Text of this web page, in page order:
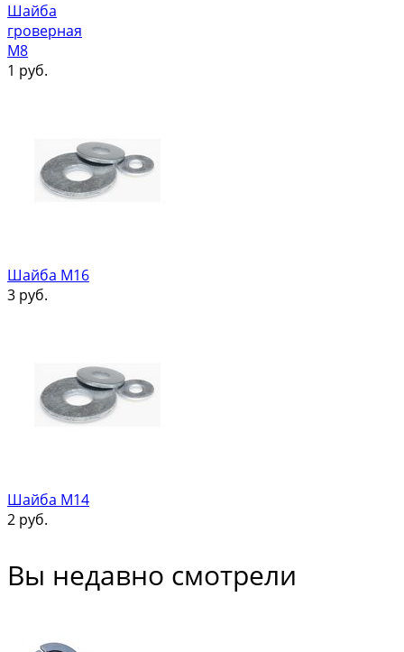
Шайба
гроверная
М8
1 руб.
Шайба М16
3 руб.
Шайба М14
2 руб.
Вы недавно смотрели